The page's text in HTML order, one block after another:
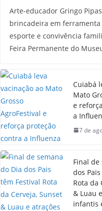
Arte-educador Gringo
brincadeira em ferramenta
esporte e convivência
Feira Permanente do
Cuiabá
Mato
e
a
7 de
Final de
dos
Rota da
& Luau
infantis